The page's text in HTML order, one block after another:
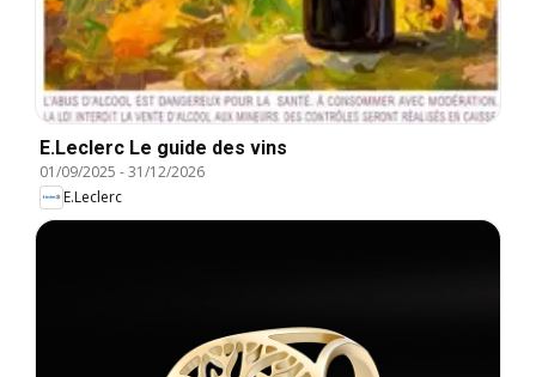
E.Leclerc Le guide des vins
01/09/2025 -31/12/2026
E.Leclerc